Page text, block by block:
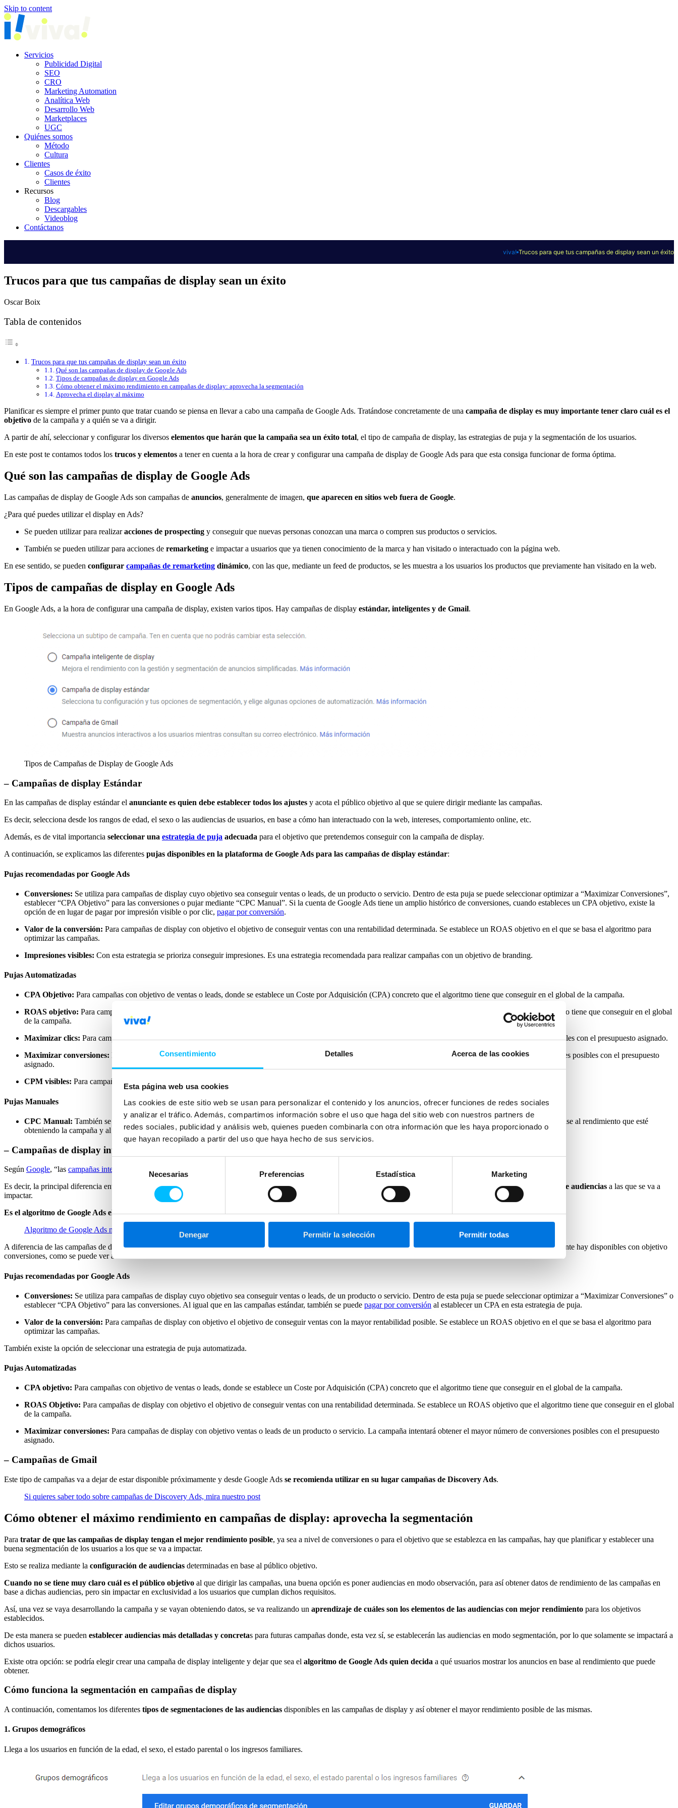
Consentimiento Detalles Acerca de las cookies
Esta página web usa cookies
Las cookies de este sitio web se usan para personalizar el contenido y los anuncios, ofrecer funciones de redes sociales
y analizar el tráfico. Además, compartimos información sobre el uso que haga del sitio web con nuestros partners de
redes sociales, publicidad y análisis web, quienes pueden combinarla con otra información que les haya proporcionado o
que hayan recopilado a partir del uso que haya hecho de sus servicios.
de
consentimiento
Necesarias Preferencias Estadística Marketing
Denegar Permitir la selección Permitir todas
Skip to content
Servicios
Publicidad Digital
SEO
CRO
Marketing Automation
Analítica Web
Desarrollo Web
Marketplaces
UGC
Quiénes somos
Método
Cultura
Clientes
Casos de éxito
Clientes
Recursos
Blog
Descargables
Videoblog
Contáctanos
viva! Trucos para que tus campañas de display sean un éxito
Trucos para que tus campañas de display sean un éxito
Oscar Boix
Tabla de contenidos
Trucos para que tus campañas de display sean un éxito
Qué son las campañas de display de Google Ads
Tipos de campañas de display en Google Ads
Cómo obtener el máximo rendimiento en campañas de display: aprovecha la segmentación
Aprovecha el display al máximo
Planificar es siempre el primer punto que tratar cuando se piensa en llevar a cabo una campaña de Google Ads. Tratándose concretamente de una campaña de display es muy importante tener claro cuál es el
objetivo de la campaña y a quién se va a dirigir.
A partir de ahí, seleccionar y configurar los diversos elementos que harán que la campaña sea un éxito total, el tipo de campaña de display, las estrategias de puja y la segmentación de los usuarios.
En este post te contamos todos los trucos y elementos a tener en cuenta a la hora de crear y configurar una campaña de display de Google Ads para que esta consiga funcionar de forma óptima.
Qué son las campañas de display de Google Ads
Las campañas de display de Google Ads son campañas de anuncios, generalmente de imagen, que aparecen en sitios web fuera de Google.
¿Para qué puedes utilizar el display en Ads?
Se pueden utilizar para realizaracciones de prospecting y conseguir que nuevas personas conozcan una marca o compren sus productos o servicios.
También se pueden utilizar para acciones de remarketing e impactar a usuarios que ya tienen conocimiento de la marca y han visitado o interactuado con la página web.
En ese sentido, se pueden configurar campañas de remarketing dinámico, con las que, mediante un feed de productos, se les muestra a los usuarios los productos que previamente han visitado en la web.
Tipos de campañas de display en Google Ads
En Google Ads, a la hora de configurar una campaña de display, existen varios tipos. Hay campañas de display estándar, inteligentes y de Gmail.
Tipos de Campañas de Display de Google Ads
– Campañas de display Estándar
En las campañas de display estándar el anunciante es quien debe establecer todos los ajustes y acota el público objetivo al que se quiere dirigir mediante las campañas.
Es decir, selecciona desde los rangos de edad, el sexo o las audiencias de usuarios, en base a cómo han interactuado con la web, intereses, comportamiento online, etc.
Además, es de vital importancia seleccionar una estrategia de puja adecuada para el objetivo que pretendemos conseguir con la campaña de display.
A continuación, se explicamos las diferentes pujas disponibles en la plataforma de Google Ads para las campañas de display estándar:
Pujas recomendadas por Google Ads
Conversiones: Se utiliza para campañas de display cuyo objetivo sea conseguir ventas o leads, de un producto o servicio. Dentro de esta puja se puede seleccionar optimizar a “Maximizar Conversiones”,
establecer “CPA Objetivo” para las conversiones o pujar mediante “CPC Manual”. Si la cuenta de Google Ads tiene un amplio histórico de conversiones, cuando estableces un CPA objetivo, existe la
opción de en lugar de pagar por impresión visible o por clic, pagar por conversión.
Valor de la conversión: Para campañas de display con objetivo el objetivo de conseguir ventas con una rentabilidad determinada. Se establece un ROAS objetivo en el que se basa el algoritmo para
optimizar las campañas.
Impresiones visibles: Con esta estrategia se prioriza conseguir impresiones. Es una estrategia recomendada para realizar campañas con un objetivo de branding.
Pujas Automatizadas
CPA Objetivo: Para campañas con objetivo de ventas o leads, donde se establece un Coste por Adquisición (CPA) concreto que el algoritmo tiene que conseguir en el global de la campaña.
ROAS objetivo: Para campañas de display con objetivo el objetivo de conseguir ventas con una rentabilidad determinada. Se establece un ROAS objetivo que el algoritmo tiene que conseguir en el global
de la campaña.
Maximizar clics: Para campañas con un objetivo conseguir clics en los anuncios para llevar tráfico a la web. La campaña intentará obtener el mayor número de clics posibles con el presupuesto asignado.
Maximizar conversiones: Para campañas de display con objetivo ventas o leads de un producto o servicio. La campaña intentará obtener el mayor número de conversiones posibles con el presupuesto
asignado.
CPM visibles: Para campañas donde prima conseguir el mayor alcance y número de impresiones posible.
Pujas Manuales
CPC Manual: También se puede utilizar una puja manual de los CPC. Es el anunciante o el gestor de cuentas quien decide cuánto pujar por impactar a los usuarios, en base al rendimiento que esté
obteniendo la campaña y al objetivo final que esperen de la misma.
– Campañas de display inteligente
Según Google, “las campañas inteligentes de display
automatizan y optimizan la segmentación, las estrategias de puja y los anuncios”.
Es decir, la principal diferencia entre las campañas de display inteligentes y las campañas estándar, es que en
las inteligentes no se elige ningún elemento de la segmentación de audiencias a las que se va a
impactar.
Es el algoritmo de Google Ads el que se encargade realizar la elección de a qué usuarios impactar y en qué medida según el rendimiento que se obtiene.
Algoritmo de Google Ads nivel avanzado: cómo funciona y qué hacer para “domarlo”
A diferencia de las campañas de display estándar, en las campañas inteligenteno existe la posibilidad de seleccionar una estrategia de puja cuyo objetivo sea tráfico, solamente hay disponibles con objetivo
conversiones, como se puede ver a continuación:
Pujas recomendadas por Google Ads
Conversiones: Se utiliza para campañas de display cuyo objetivo sea conseguir ventas o leads, de un producto o servicio. Dentro de esta puja se puede seleccionar optimizar a “Maximizar Conversiones” o
establecer “CPA Objetivo” para las conversiones. Al igual que en las campañas estándar, también se puede pagar por conversión al establecer un CPA en esta estrategia de puja.
Valor de la conversión: Para campañas de display con objetivo el objetivo de conseguir ventas con la mayor rentabilidad posible. Se establece un ROAS objetivo en el que se basa el algoritmo para
optimizar las campañas.
También existe la opción de seleccionar una estrategia de puja automatizada.
Pujas Automatizadas
CPA objetivo: Para campañas con objetivo de ventas o leads, donde se establece un Coste por Adquisición (CPA) concreto que el algoritmo tiene que conseguir en el global de la campaña.
ROAS Objetivo: Para campañas de display con objetivo el objetivo de conseguir ventas con una rentabilidad determinada. Se establece un ROAS objetivo que el algoritmo tiene que conseguir en el global
de la campaña.
Maximizar conversiones: Para campañas de display con objetivo ventas o leads de un producto o servicio. La campaña intentará obtener el mayor número de conversiones posibles con el presupuesto
asignado.
– Campañas de Gmail
Este tipo de campañas va a dejar de estar disponible próximamente y desde Google Ads se recomienda utilizar en su lugar campañas de Discovery Ads.
Si quieres saber todo sobre campañas de Discovery Ads, mira nuestro post
Cómo obtener el máximo rendimiento en campañas de display: aprovecha la segmentación
Para tratar de que las campañas de display tengan el mejor rendimiento posible, ya sea a nivel de conversiones o para el objetivo que se establezca en las campañas, hay que planificar y establecer una
buena segmentación de los usuarios a los que se va a impactar.
Esto se realiza mediante la configuración de audiencias determinadas en base al público objetivo.
Cuando no se tiene muy claro cuál es el público objetivo al que dirigir las campañas, una buena opción es poner audiencias en modo observación, para así obtener datos de rendimiento de las campañas en
base a dichas audiencias, pero sin impactar en exclusividad a los usuarios que cumplan dichos requisitos.
Así, una vez se vaya desarrollando la campaña y se vayan obteniendo datos, se va realizando un aprendizaje de cuáles son los elementos de las audiencias con mejor rendimiento para los objetivos
establecidos.
De esta manera se pueden establecer audiencias más detalladas y concretas para futuras campañas donde, esta vez sí, se establecerán las audiencias en modo segmentación, por lo que solamente se impactará a
dichos usuarios.
Existe otra opción: se podría elegir crear una campaña de display inteligente y dejar que sea el algoritmo de Google Ads quien decida a qué usuarios mostrar los anuncios en base al rendimiento que puede
obtener.
Cómo funciona la segmentación en campañas de display
A continuación, comentamos los diferentes tipos de segmentaciones de las audiencias disponibles en las campañas de display y así obtener el mayor rendimiento posible de las mismas.
1. Grupos demográficos
Llega a los usuarios en función de la edad, el sexo, el estado parental o los ingresos familiares.